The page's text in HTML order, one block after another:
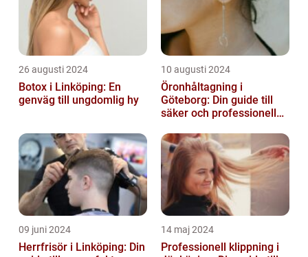
26 augusti 2024
Botox i Linköping: En
genväg till ungdomlig hy
10 augusti 2024
Öronhåltagning i
Göteborg: Din guide till
säker och professionell
09 juni 2024
Herrfrisör i Linköping: Din
14 maj 2024
Professionell klippning i